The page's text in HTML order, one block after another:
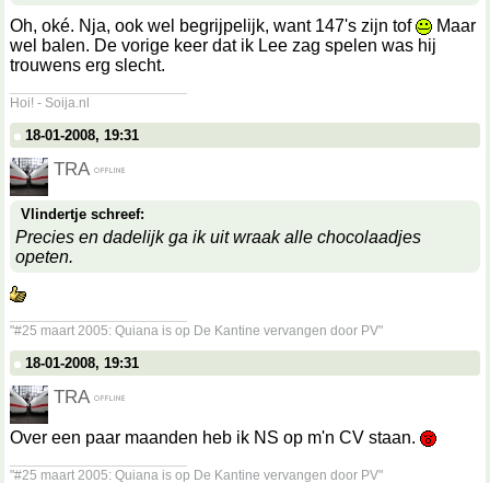
Oh, oké. Nja, ook wel begrijpelijk, want 147's zijn tof
Maar
wel balen. De vorige keer dat ik Lee zag spelen was hij
trouwens erg slecht.
Hoi! - Soija.nl
18-01-2008, 19:31
TRA
Vlindertje schreef:
Precies en dadelijk ga ik uit wraak alle chocolaadjes
opeten.
"#25 maart 2005: Quiana is op De Kantine vervangen door PV"
18-01-2008, 19:31
TRA
Over een paar maanden heb ik NS op m'n CV staan.
"#25 maart 2005: Quiana is op De Kantine vervangen door PV"